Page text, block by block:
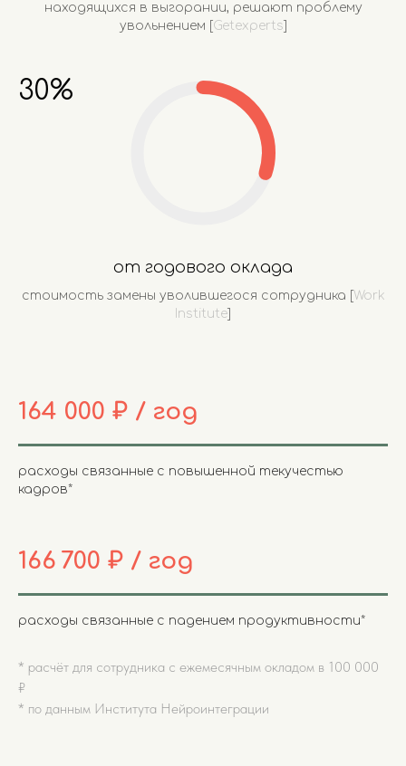
находящихся в выгорании, решают проблему
увольнением [ Getexperts
30%
от годового оклада
стоимость замены уволившегося сотрудника [ Work
Institute
164 000 ₽ / год
расходы связанные с повышенной текучестью
кадров*
166 700 ₽ / год
расходы связанные с падением продуктивности*
* расчёт для сотрудника с ежемесячным окладом в 100 000
₽
* по данным Института Нейроинтеграции